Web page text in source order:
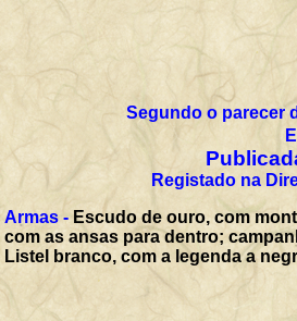
Segundo o parecer
Registado na
Armas - Escudo de ouro, com
com as ansas para dentro;
Listel branco, com a legenda a